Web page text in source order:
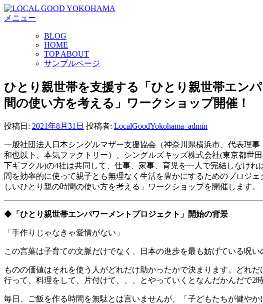
コ
ン
キ
ッ
プ
メニュー
BLOG
HOME
TOP ABOUT
サンプルページ
ひとり親世帯を支援する「ひとり親世帯エン
間の使い方を考える」ワークショップ開催！
投稿日: 2021年8月31日 投稿者: LocalGoodYokohama_admin
一般社団法人日本シングルマザー支援協会（神奈川県横浜市、代表理
和也以下、本気ファクトリー）、シングルズキッズ株式会社(東京都世
下ギフクル)の4社は共同して、仕事、家事、育児を一人で完結しなけ
間を効率的に使って親子とも無理なく生活を豊かにするためのプロジ
しいひとり親の時間の使い方を考える」ワークショップを開催します。
◆ 「ひとり親世帯エンパワーメントプロジェクト」開始の背景
「手作りじゃなきゃ愛情がない」
この言葉は子育ての文脈だけでなく、日本の進歩を最も妨げている呪い
ものの価値はそれを使う人がどれだけ助かったかで決まります。どれ
行って、料理をして、片付けて、、、とやっていくとなんだかんだで2
毎日、ご飯を作る時間を無駄とは言いませんが、「子どもたちが健や